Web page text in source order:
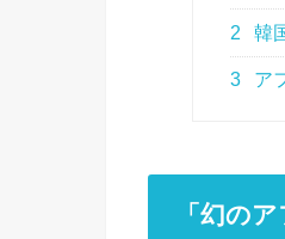
2 韓
3 ア
「幻の